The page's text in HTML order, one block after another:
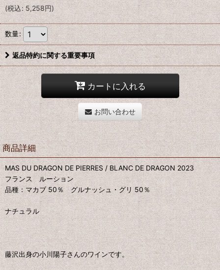
(税込: 5,258円)
数量:
返品特約に関する重要事項
カートに入れる
お問い合わせ
商品詳細
MAS DU DRAGON DE PIERRES / BLANC DE DRAGON 2023
フランス ルーション
品種：マカブ 50％ グルナッシュ・グリ 50％
ナチュラル
藤沢出身の小川陽子さんのワインです。